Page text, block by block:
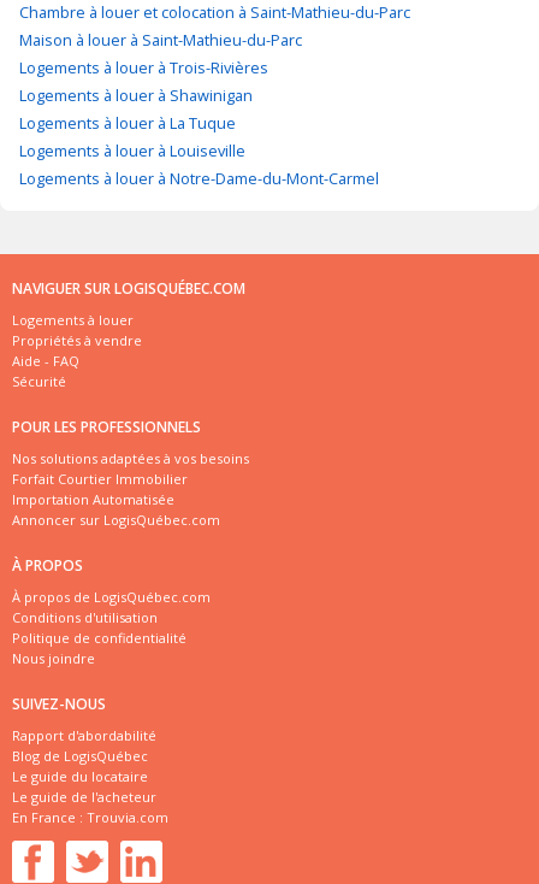
Chambre à louer et colocation à Saint-Mathieu-du-Parc
Maison à louer à Saint-Mathieu-du-Parc
Logements à louer à Trois-Rivières
Logements à louer à Shawinigan
Logements à louer à La Tuque
Logements à louer à Louiseville
Logements à louer à Notre-Dame-du-Mont-Carmel
NAVIGUER SUR LOGISQUÉBEC.COM
Logements à louer
Propriétés à vendre
Aide - FAQ
Sécurité
POUR LES PROFESSIONNELS
Nos solutions adaptées à vos besoins
Forfait Courtier Immobilier
Importation Automatisée
Annoncer sur LogisQuébec.com
À PROPOS
À propos de LogisQuébec.com
Conditions d'utilisation
Politique de confidentialité
Nous joindre
SUIVEZ-NOUS
Rapport d'abordabilité
Blog de LogisQuébec
Le guide du locataire
Le guide de l'acheteur
En France : Trouvia.com